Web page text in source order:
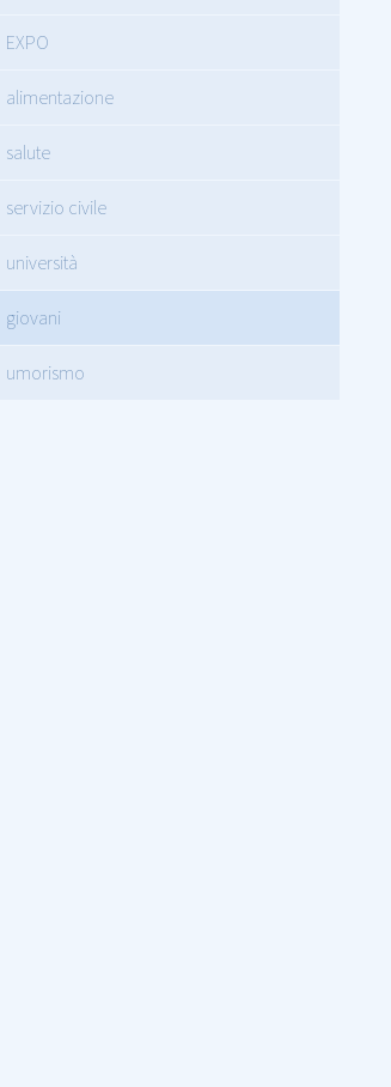
EXPO
alimentazione
salute
servizio civile
università
giovani
umorismo